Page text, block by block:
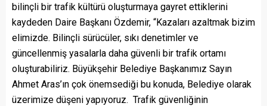
bilinçli bir trafik kültürü oluşturmaya gayret ettiklerini
kaydeden Daire Başkanı Özdemir, “Kazaları azaltmak bizim
elimizde. Bilinçli sürücüler, sıkı denetimler ve
güncellenmiş yasalarla daha güvenli bir trafik ortamı
oluşturabiliriz. Büyükşehir Belediye Başkanımız Sayın
Ahmet Aras’ın çok önemsediği bu konuda, Belediye olarak
üzerimize düşeni yapıyoruz. Trafik güvenliğinin